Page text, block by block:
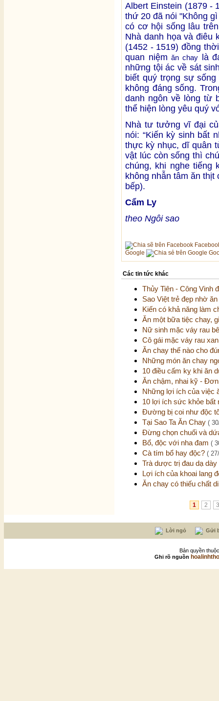
Albert Einstein (1879 -
thứ 20 đã nói "Không
có cơ hội sống lâu
Nhà danh họa và điêu
(1452 - 1519) đồng
quan niệmăn chay là
những tội ác về sát
biết quý trọng sự
không đáng sống.
danh ngôn về lòng từ
thể hiện lòng yêu quý
Nhà tư tưởng vĩ đại
nói: “Kiến kỳ sinh bất
thực kỳ nhục, dĩ quân
vật lúc còn sống thì
chúng, khi nghe tiếng
không nhẫn tâm ăn thịt
bếp).
Cẩm Ly
theo Ngôi sao
Google
Các tin tức khác
Thủy Tiên - Công Vinh
Sao Việt trẻ đẹp nhờ
Kiến có khả năng làm
Ăn một bữa tiệc chay,
Nữ sinh mặc váy rau
Cô gái mặc váy rau
Ăn chay thế nào cho
Những món ăn chay
10 điều cấm kỵ khi ăn
Ăn chậm, nhai kỹ -
Những lợi ích của việc
10 lợi ích sức khỏe bất
Đường bị coi như độc
Tại Sao Ta Ăn Chay (
Đừng chọn chuối và
Bổ, độc với nha đam (
Cà tím bổ hay độc? (
Trà dược trị đau dạ dày
Lợi ích của khoai lang
Ăn chay có thiếu chất
1 2 3
Lời ngỏ Gửi
Bản quyền
Ghi rõ nguồn